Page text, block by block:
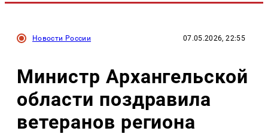
Новости России 07.05.2026, 22:55
Министр Архангельской
области поздравила
ветеранов региона